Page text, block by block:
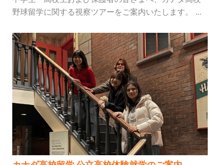
野球留学に関する視察ツアーをご案内いたします。 ...